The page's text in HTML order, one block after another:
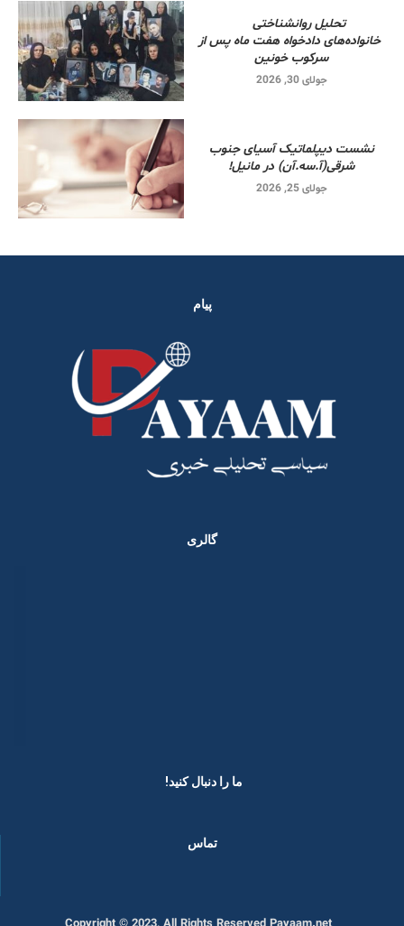
تحلیل روانشناختی
خانواده‌های دادخواه هفت ماه پس از
سرکوب خونین
جولای 30, 2026
نشست دیپلماتیک آسیای جنوب
شرقی‌(آ.سه.آن) در مانیل!
جولای 25, 2026
پیام
گالری
ما را دنبال کنید! ​
تماس